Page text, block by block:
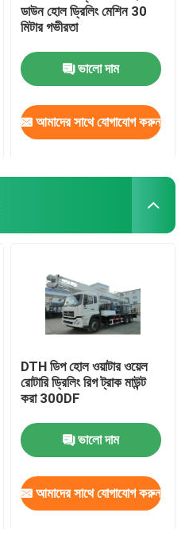
ডাউন হোল ড্রিলিং মেশিন 30
মিটার গভীরতা
ভালো দাম
আমাদের সাথে যোগাযোগ করুন
DTH ডিপ হোল ওয়াটার ওয়েল
রোটারি ড্রিলিং রিগ ট্রাক মাউন্ট
করা 300DF
ভালো দাম
আমাদের সাথে যোগাযোগ করুন